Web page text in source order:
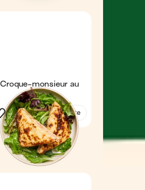
Croque-monsieur au
four
Voir la recette